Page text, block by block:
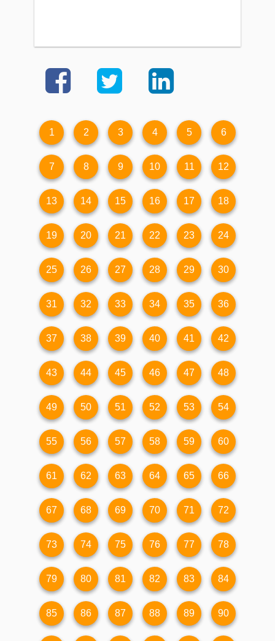
1 2 3 4 5 6
7 8 9 10 11 12
13 14 15 16 17 18
19 20 21 22 23 24
25 26 27 28 29 30
31 32 33 34 35 36
37 38 39 40 41 42
43 44 45 46 47 48
49 50 51 52 53 54
55 56 57 58 59 60
61 62 63 64 65 66
67 68 69 70 71 72
73 74 75 76 77 78
79 80 81 82 83 84
85 86 87 88 89 90